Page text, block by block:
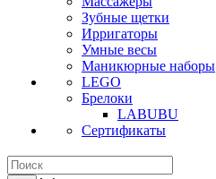
Зубные щетки
Ирригаторы
Умные весы
Маникюрные наборы
LEGO
Брелоки
LABUBU
Сертификаты